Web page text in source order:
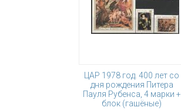
ЦАР 1978 год. 400 лет со
дня рождения Питера
Пауля Рубенса, 4 марки +
блок (гашёные)